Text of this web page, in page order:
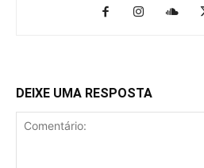
DEIXE UMA RESPOSTA